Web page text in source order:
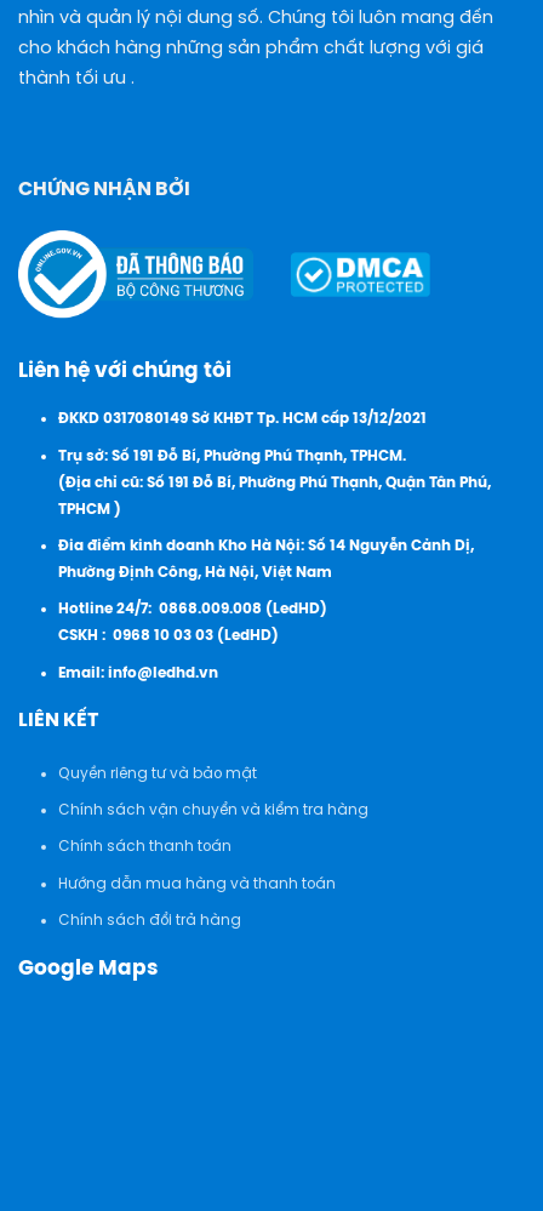
nhìn và quản lý nội dung số. Chúng tôi luôn mang đến
cho khách hàng những sản phẩm chất lượng với giá
thành tối ưu .
CHỨNG NHẬN BỞI
Liên hệ với chúng tôi
ĐKKD 0317080149 Sở KHĐT Tp. HCM cấp 13/12/2021
Trụ sở: Số 191 Đỗ Bí, Phường Phú Thạnh, TPHCM.
(Địa chỉ cũ: Số 191 Đỗ Bí, Phường Phú Thạnh, Quận Tân Phú,
TPHCM )
Đia điểm kinh doanh Kho Hà Nội: Số 14 Nguyễn Cảnh Dị,
Phường Định Công, Hà Nội, Việt Nam
Hotline 24/7: 0868.009.008 (LedHD)
CSKH : 0968 10 03 03 (LedHD)
Email:info@ledhd.vn
LIÊN KẾT
Quyền riêng tư và bảo mật
Chính sách vận chuyển và kiểm tra hàng
Chính sách thanh toán
Hướng dẫn mua hàng và thanh toán
Chính sách đổi trả hàng
Google Maps